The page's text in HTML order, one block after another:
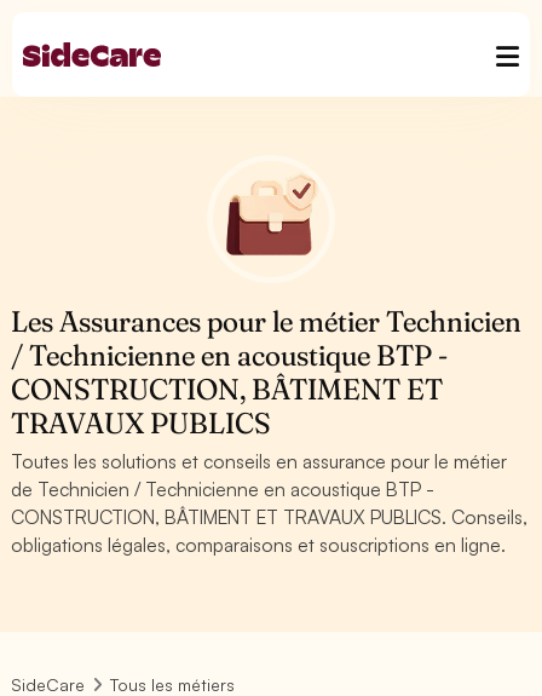
Les Assurances pour le métier Technicien
/ Technicienne en acoustique BTP -
CONSTRUCTION, BÂTIMENT ET
TRAVAUX PUBLICS
Toutes les solutions et conseils en assurance pour le métier
de Technicien / Technicienne en acoustique BTP -
CONSTRUCTION, BÂTIMENT ET TRAVAUX PUBLICS. Conseils,
obligations légales, comparaisons et souscriptions en ligne.
SideCare
Tous les métiers